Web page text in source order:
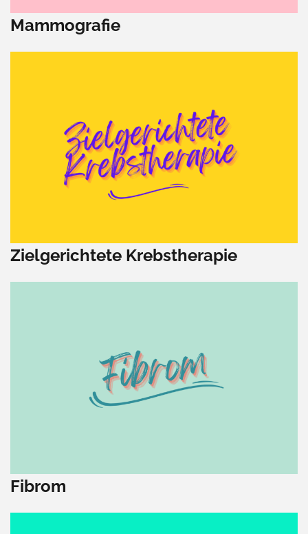
Mammografie
Zielgerichtete Krebstherapie
Fibrom